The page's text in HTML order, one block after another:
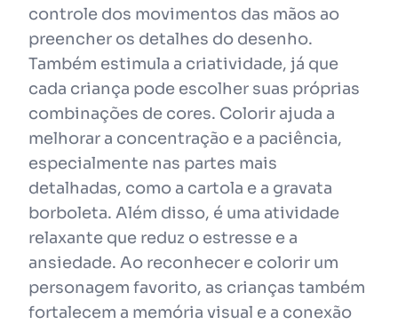
controle dos movimentos das mãos ao
preencher os detalhes do desenho.
Também estimula a criatividade, já que
cada criança pode escolher suas próprias
combinações de cores. Colorir ajuda a
melhorar a concentração e a paciência,
especialmente nas partes mais
detalhadas, como a cartola e a gravata
borboleta. Além disso, é uma atividade
relaxante que reduz o estresse e a
ansiedade. Ao reconhecer e colorir um
personagem favorito, as crianças também
fortalecem a memória visual e a conexão